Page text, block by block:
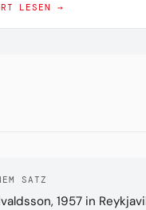
LESEN →
SATZ
1957 in